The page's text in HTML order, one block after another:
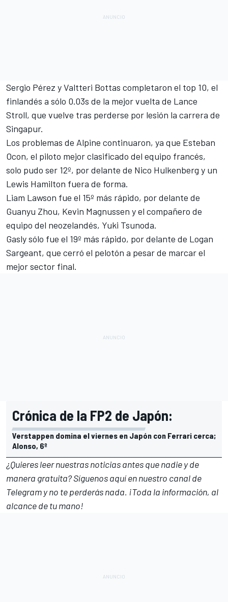
Sergio Pérez yValtteri Bottas completaron el top 10, el
finlandés a sólo 0.03s de la mejor vuelta de Lance
Stroll, que vuelve tras perderse por lesión la carrera de
Singapur.
Los problemas de Alpine continuaron, ya que Esteban
Ocon, el piloto mejor clasificado del equipo francés,
solo pudo ser 12º, por delante de Nico Hulkenberg y un
Lewis Hamilton fuera de forma.
Liam Lawson fue el 15º más rápido, por delante de
Guanyu Zhou, Kevin Magnussen y el compañero de
equipo del neozelandés, Yuki Tsunoda.
Gasly sólo fue el 19º más rápido, por delante de Logan
Sargeant, que cerró el pelotón a pesar de marcar el
mejor sector final.
Crónica de la FP2 de Japón:
Verstappen domina el viernes en Japón con Ferrari cerca;
Alonso, 6º
¿Quieres leer nuestras noticias antes que nadie y de
manera gratuita? Síguenosaquí en nuestro canal de
Telegramy no te perderás nada. ¡Toda la información, al
alcance de tu mano!